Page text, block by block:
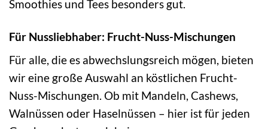
Smoothies und Tees besonders gut.
Für Nussliebhaber: Frucht-Nuss-Mischungen
Für alle, die es abwechslungsreich mögen, bieten
wir eine große Auswahl an köstlichen Frucht-
Nuss-Mischungen. Ob mit Mandeln, Cashews,
Walnüssen oder Haselnüssen – hier ist für jeden